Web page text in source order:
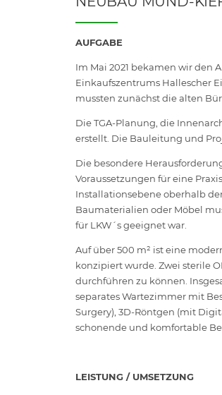
AUFGABE
Im Mai 2021 bekamen wir den
Einkaufszentrums Hallescher
mussten zunächst die alten
Die TGA-Planung, die
erstellt. Die Bauleitung und
Die besondere
Voraussetzungen für eine
Installationsebene oberhalb
Baumaterialien oder Möbel
für LKW´s geeignet war.
Auf über 500 m² ist eine
konzipiert wurde. Zwei sterile
durchführen zu können.
separates Wartezimmer mit
Surgery), 3D-Röntgen (mit
schonende und komfortable
LEISTUNG / UMSETZUNG